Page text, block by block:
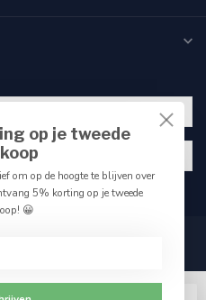
op je tweede
om op de hoogte te blijven over
5% korting op je tweede
😀